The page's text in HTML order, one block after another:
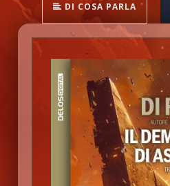
DI COSA PARLA